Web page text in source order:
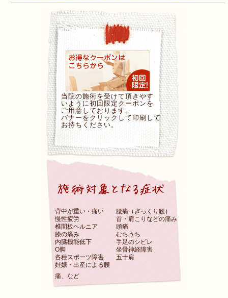
当院の施術を受けて頂きやす
いように初回限定クーポンを
ご用意しております。
バナーをクリックして印刷して
お持ちください。
背中が重い・痛い
腰痛（ぎっくり腰）
慢性疲労
首・肩こりなどの痛み
椎間板ヘルニア
頭痛
膝の痛み
むちうち
内臓機能低下
手足のシビレ
O脚
坐骨神経障害
各種スポーツ障害
五十肩
妊娠・出産による腰
痛、など